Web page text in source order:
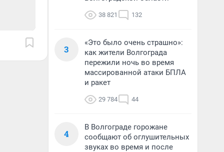
38 821 132
3
«Это было очень страшно»:
как жители Волгограда
пережили ночь во время
массированной атаки БПЛА
и ракет
29 784 44
4
В Волгограде горожане
сообщают об оглушительных
звуках во время и после